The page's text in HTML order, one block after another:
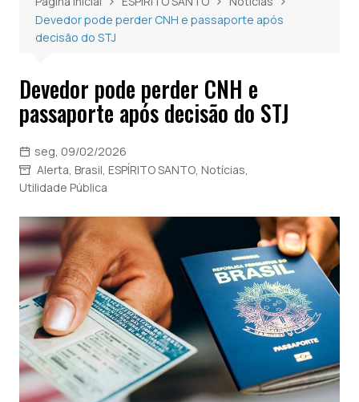
Devedor pode perder CNH e passaporte após
decisão do STJ
Devedor pode perder CNH e
passaporte após decisão do STJ
seg, 09/02/2026
Alerta, Brasil, ESPÍRITO SANTO, Notícias,
Utilidade Pública